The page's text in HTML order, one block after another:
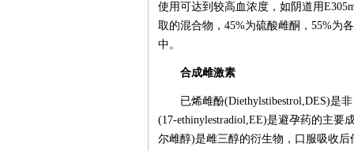
使用可达到较高血浓度，如阴道用
取的混合物，45%为硫酸雌酮，55%为
中。
合成雌激素
已烯雌酚(Diethylstibestrol,DES)是
(17-ethinylestradiol,EE)是避孕药的主
尔雌醇)是雌三醇的衍生物，口服吸收